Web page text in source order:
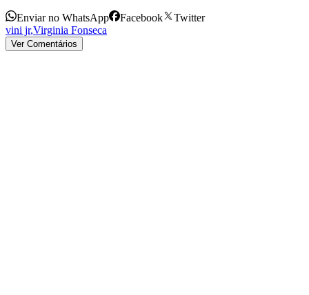
Enviar no WhatsApp Facebook
Twitter
vini jr,Virginia Fonseca
Ver Comentários